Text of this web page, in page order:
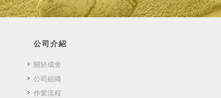
公司介紹
關於成舍
公司組織
作業流程